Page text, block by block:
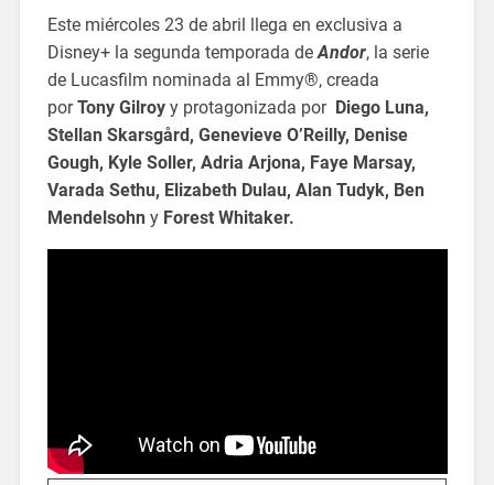
Este miércoles 23 de abril llega en exclusiva a
Disney+ la segunda temporada deAndor, la serie
de Lucasfilm nominada al Emmy®, creada
porTony Gilroyy protagonizada por Diego Luna,
Stellan Skarsgård, Genevieve O’Reilly, Denise
Gough, Kyle Soller, Adria Arjona, Faye Marsay,
Varada Sethu, Elizabeth Dulau, Alan Tudyk, Ben
Mendelsohny Forest Whitaker.